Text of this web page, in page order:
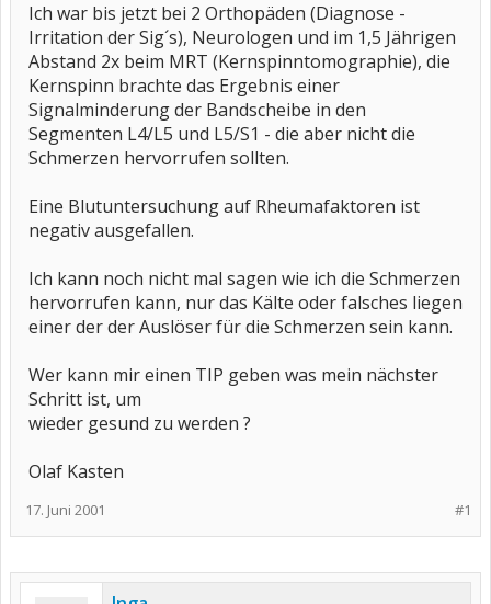
Ich war bis jetzt bei 2 Orthopäden (Diagnose -
Irritation der Sig´s), Neurologen und im 1,5 Jährigen
Abstand 2x beim MRT (Kernspinntomographie), die
Kernspinn brachte das Ergebnis einer
Signalminderung der Bandscheibe in den
Segmenten L4/L5 und L5/S1 - die aber nicht die
Schmerzen hervorrufen sollten.
Eine Blutuntersuchung auf Rheumafaktoren ist
negativ ausgefallen.
Ich kann noch nicht mal sagen wie ich die Schmerzen
hervorrufen kann, nur das Kälte oder falsches liegen
einer der der Auslöser für die Schmerzen sein kann.
Wer kann mir einen TIP geben was mein nächster
Schritt ist, um
wieder gesund zu werden ?
Olaf Kasten
#1
17. Juni 2001